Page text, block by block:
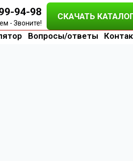
94-98
- Звоните!
СКАЧАТЬ
Вопросы/ответы